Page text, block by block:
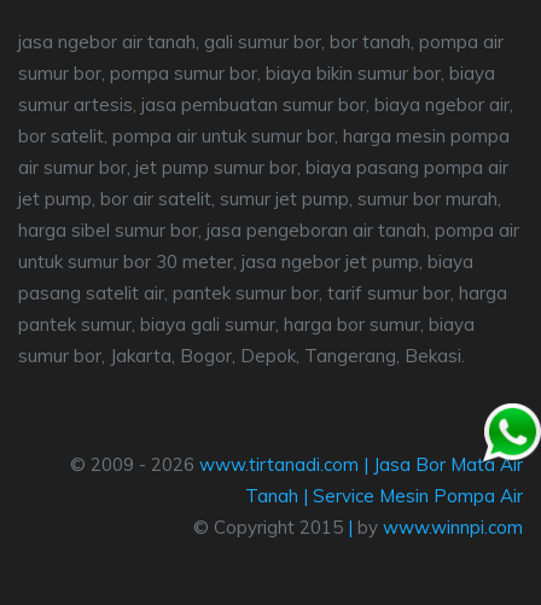
jasa ngebor air tanah, gali sumur bor, bor tanah, pompa air
sumur bor, pompa sumur bor, biaya bikin sumur bor, biaya
sumur artesis, jasa pembuatan sumur bor, biaya ngebor air,
bor satelit, pompa air untuk sumur bor, harga mesin pompa
air sumur bor, jet pump sumur bor, biaya pasang pompa air
jet pump, bor air satelit, sumur jet pump, sumur bor murah,
harga sibel sumur bor, jasa pengeboran air tanah, pompa air
untuk sumur bor 30 meter, jasa ngebor jet pump, biaya
pasang satelit air, pantek sumur bor, tarif sumur bor, harga
pantek sumur, biaya gali sumur, harga bor sumur, biaya
sumur bor, Jakarta, Bogor, Depok, Tangerang, Bekasi.
© 2009 - 2026 www.tirtanadi.com | Jasa Bor Mata Air
Tanah | Service Mesin Pompa Air
© Copyright 2015 | by www.winnpi.com